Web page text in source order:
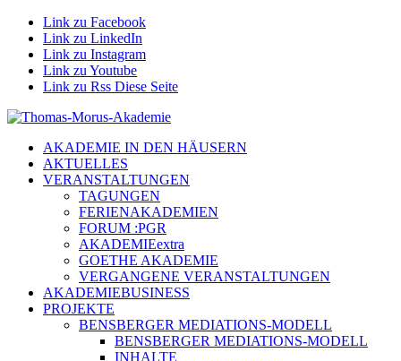
Link zu Facebook
Link zu LinkedIn
Link zu Instagram
Link zu Youtube
Link zu Rss Diese Seite
AKADEMIE IN DEN HÄUSERN
AKTUELLES
VERANSTALTUNGEN
TAGUNGEN
FERIENAKADEMIEN
FORUM :PGR
AKADEMIEextra
GOETHE AKADEMIE
VERGANGENE VERANSTALTUNGEN
AKADEMIEBUSINESS
PROJEKTE
BENSBERGER MEDIATIONS-MODELL
BENSBERGER MEDIATIONS-MODELL
INHALTE